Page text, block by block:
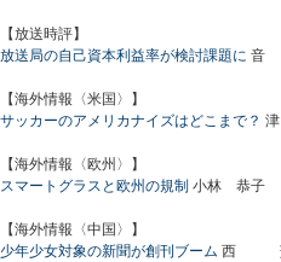
【放送時評】
放送局の自己資本利益率が検討課題に 音
【海外情報〈米国〉】
サッカーのアメリカナイズはどこまで？
【海外情報〈欧州〉】
スマートグラスと欧州の規制 小林 恭子
【海外情報〈中国〉】
少年少女対象の新聞が創刊ブーム 西